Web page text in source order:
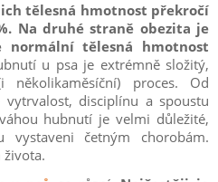
tělesná hmotnost překročí
Na druhé straně obezita je
normální tělesná hmotnost
u psa je extrémně složitý,
proces. Od
vytrvalost, disciplínu a spoustu
hubnutí je velmi důležité,
četným chorobám.
života.